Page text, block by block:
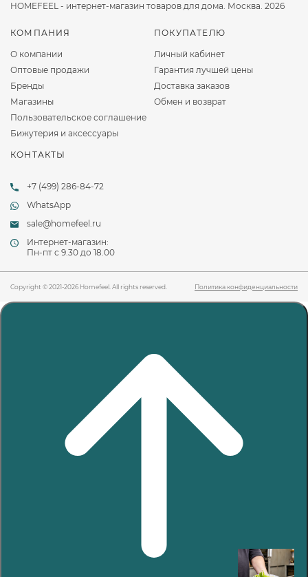
КОМПАНИЯ
О компании
Оптовые продажи
Бренды
Магазины
Пользовательское соглашение
Бижутерия и аксессуары
ПОКУПАТЕЛЮ
Личный кабинет
Гарантия лучшей цены
Доставка заказов
Обмен и возврат
КОНТАКТЫ
+7 (499) 286-84-72
WhatsApp
sale@homefeel.ru
Интернет-магазин:
Пн-пт c 9.30 до 18.00
HOMEFEEL - интернет-магазин товаров для дома. Москва. 2026
Copyright © 2021-2026 Homefeel. All rights reserved. Политика конфиденциальности